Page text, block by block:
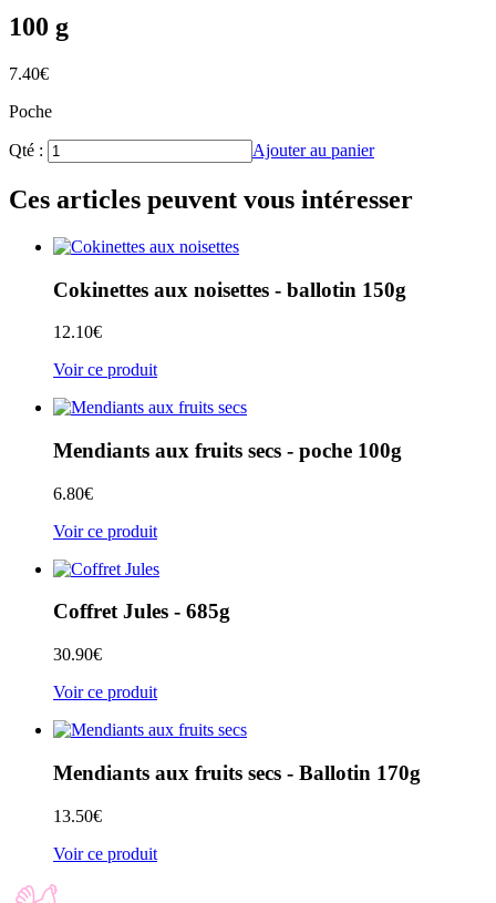
100 g
7.40€
Poche
Qté : Ajouter au panier
Ces articles peuvent vous intéresser
Cokinettes aux noisettes - ballotin 150g
12.10€
Voir ce produit
Mendiants aux fruits secs - poche 100g
6.80€
Voir ce produit
Coffret Jules - 685g
30.90€
Voir ce produit
Mendiants aux fruits secs - Ballotin 170g
13.50€
Voir ce produit